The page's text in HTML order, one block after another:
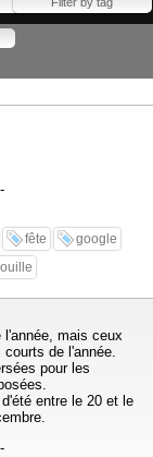
-
fête
google
mais ceux
de l'année.
pour les
entre le 20 et le
-